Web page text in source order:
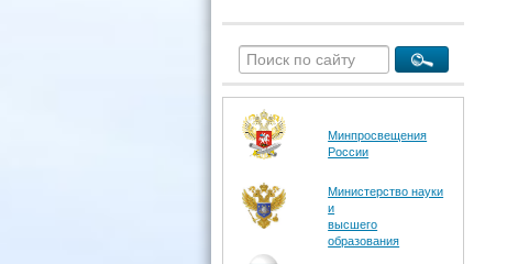
Минпросвещения
России
Министерство науки
и
высшего
образования